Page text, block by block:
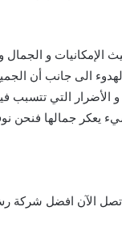
و الجمال و
الى جانب أن
الأضرار التي تتسبب
شيء يعكر جمالها